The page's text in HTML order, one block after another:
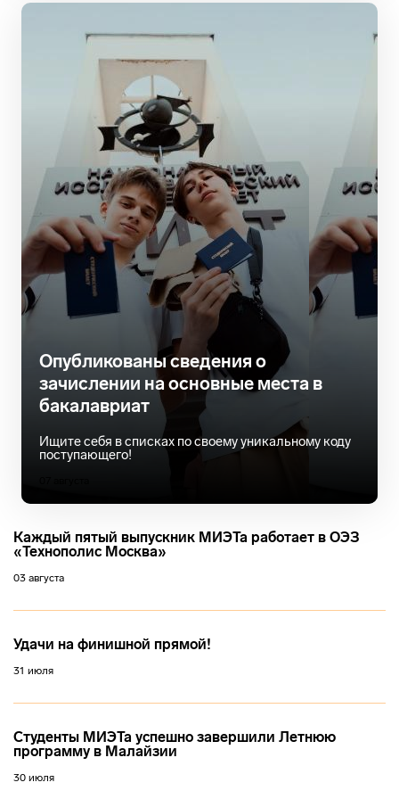
Опубликованы сведения о
зачислении на основные места в
бакалавриат
Ищите себя в списках по своему уникальному коду
поступающего!
Каждый пятый выпускник МИЭТа работает в ОЭЗ
«Технополис Москва»
03 августа
Удачи на финишной прямой!
31 июля
Студенты МИЭТа успешно завершили Летнюю
программу в Малайзии
30 июля